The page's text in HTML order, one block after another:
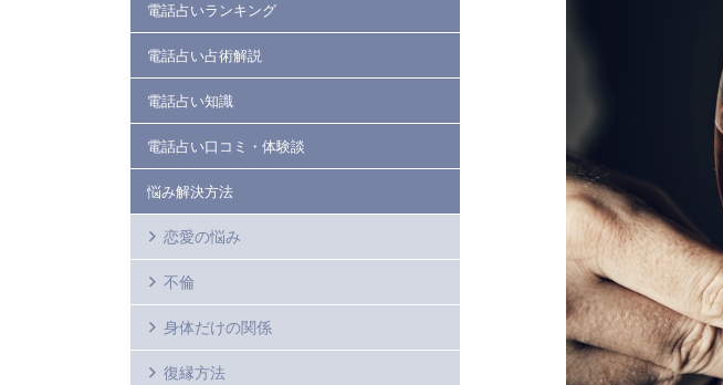
電話占いランキング
電話占い占術解説
電話占い知識
電話占い口コミ・体験談
悩み解決方法
恋愛の悩み
不倫
身体だけの関係
復縁方法